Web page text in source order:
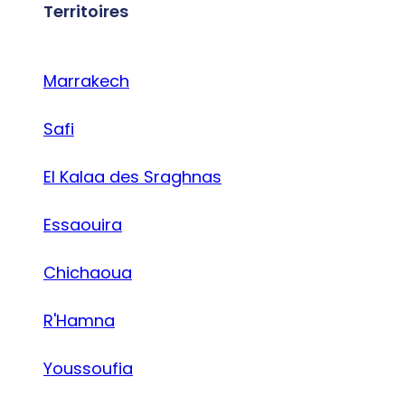
Territoires
Marrakech
Safi
El Kalaa des Sraghnas
Essaouira
Chichaoua
R'Hamna
Youssoufia